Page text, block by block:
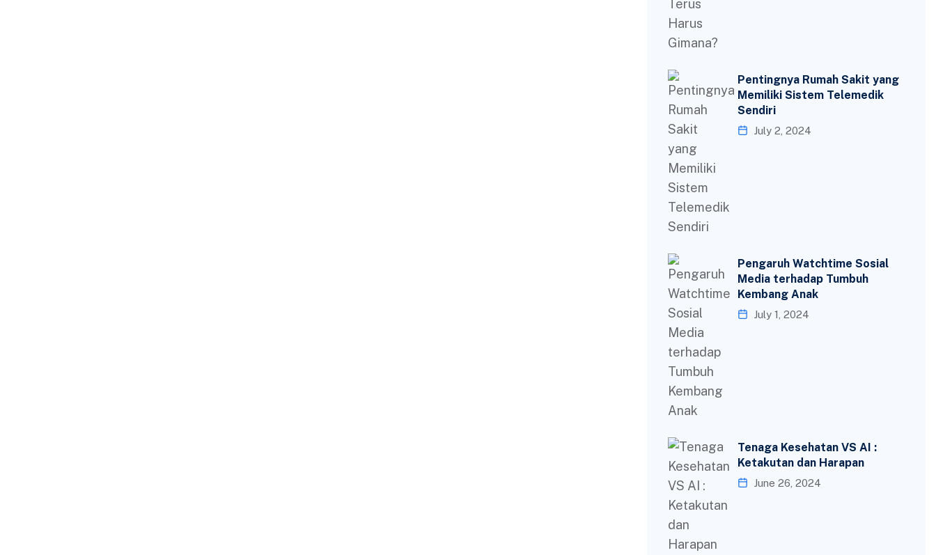
Pentingnya Rumah Sakit yang
Memiliki Sistem Telemedik
Sendiri
July 2, 2024
Pengaruh Watchtime Sosial
Media terhadap Tumbuh
Kembang Anak
July 1, 2024
Tenaga Kesehatan VS AI :
Ketakutan dan Harapan
June 26, 2024